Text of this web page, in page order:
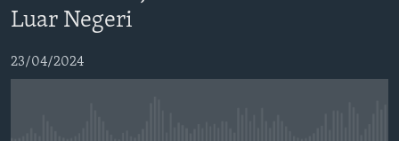
ke
Utama
DAFTAR PROGRAM
Learning English
Luar Negeri
23/04/2024